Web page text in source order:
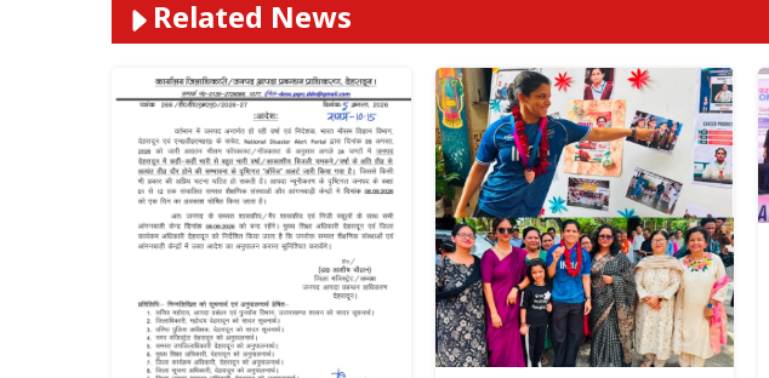
Related News